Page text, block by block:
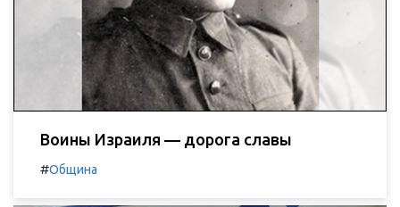
Воины Израиля — дорога славы
#Община